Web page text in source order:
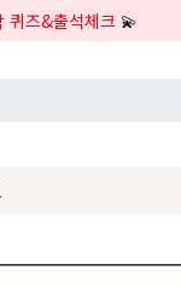
퀴즈&출석체크 💫